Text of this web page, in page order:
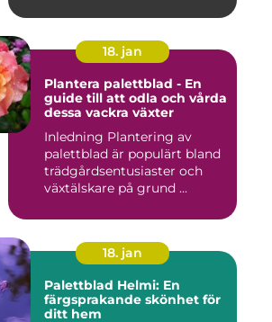
18. jan
Plantera palettblad - En
guide till att odla och vårda
dessa vackra växter
Inledning Plantering av
palettblad är populärt bland
trädgårdsentusiaster och
växtälskare på grund ...
18. jan
Palettblad Helmi: En
färgsprakande skönhet för
ditt hem